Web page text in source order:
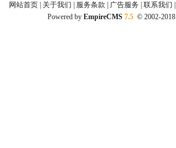
网站首页 关于我们 服务条款 广告服务 联系我们
Powered by EmpireCMS 7.5© 2002-2018